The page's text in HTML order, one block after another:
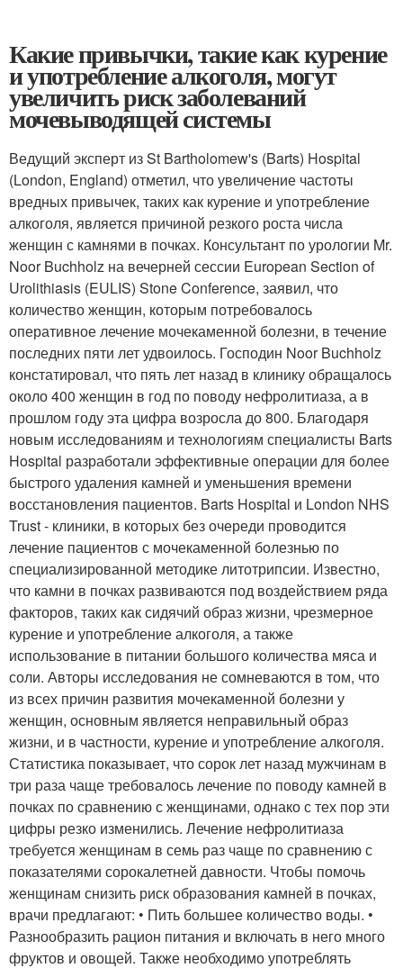
Какие привычки, такие как курение
и употребление алкоголя, могут
увеличить риск заболеваний
мочевыводящей системы
Ведущий эксперт из St Bartholomew's (Barts) Hospital
(London, England) отметил, что увеличение частоты
вредных привычек, таких как курение и употребление
алкоголя, является причиной резкого роста числа
женщин с камнями в почках. Консультант по урологии Mr.
Noor Buchholz на вечерней сессии European Section of
Urolithiasis (EULIS) Stone Conference, заявил, что
количество женщин, которым потребовалось
оперативное лечение мочекаменной болезни, в течение
последних пяти лет удвоилось. Господин Noor Buchholz
констатировал, что пять лет назад в клинику обращалось
около 400 женщин в год по поводу нефролитиаза, а в
прошлом году эта цифра возросла до 800. Благодаря
новым исследованиям и технологиям специалисты Barts
Hospital разработали эффективные операции для более
быстрого удаления камней и уменьшения времени
восстановления пациентов. Barts Hospital и London NHS
Trust - клиники, в которых без очереди проводится
лечение пациентов с мочекаменной болезнью по
специализированной методике литотрипсии. Известно,
что камни в почках развиваются под воздействием ряда
факторов, таких как сидячий образ жизни, чрезмерное
курение и употребление алкоголя, а также
использование в питании большого количества мяса и
соли. Авторы исследования не сомневаются в том, что
из всех причин развития мочекаменной болезни у
женщин, основным является неправильный образ
жизни, и в частности, курение и употребление алкоголя.
Статистика показывает, что сорок лет назад мужчинам в
три раза чаще требовалось лечение по поводу камней в
почках по сравнению с женщинами, однако с тех пор эти
цифры резко изменились. Лечение нефролитиаза
требуется женщинам в семь раз чаще по сравнению с
показателями сорокалетней давности. Чтобы помочь
женщинам снизить риск образования камней в почках,
врачи предлагают: • Пить большее количество воды. •
Разнообразить рацион питания и включать в него много
фруктов и овощей. Также необходимо употреблять